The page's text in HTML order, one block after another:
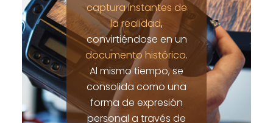
captura instantes de
la realidad,
convirtiéndose en un
documento histórico.
Al mismo tiempo, se
consolida como una
forma de expresión
personal a través de